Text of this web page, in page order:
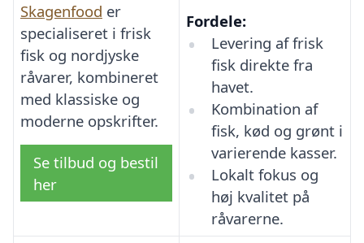
Skagenfood er
specialiseret i frisk
fisk og nordjyske
råvarer, kombineret
med klassiske og
moderne opskrifter.
Se tilbud og bestil
her
Fordele:
Levering af frisk
fisk direkte fra
havet.
Kombination af
fisk, kød og grønt i
varierende kasser.
Lokalt fokus og
høj kvalitet på
råvarerne.